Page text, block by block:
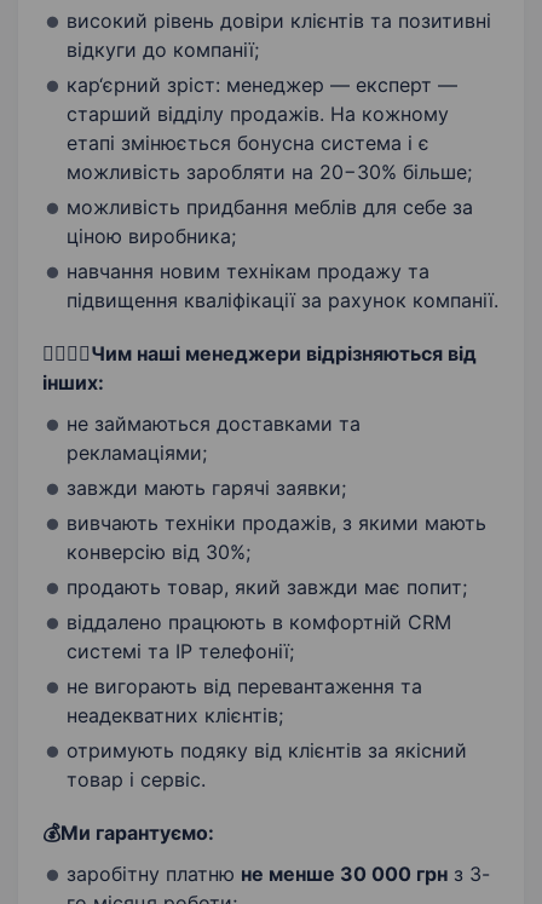
високий рівень довіри клієнтів та позитивні
відкуги до компанії;
кар‘єрний зріст: менеджер — експерт —
старший відділу продажів. На кожному
етапі змінюється бонусна система і є
можливість заробляти на 20−30% більше;
можливість придбання меблів для себе за
ціною виробника;
навчання новим технікам продажу та
підвищення кваліфікації за рахунок компанії.
🙋‍♀️🙋‍♂️Чим наші менеджери відрізняються від
інших:
не займаються доставками та
рекламаціями;
завжди мають гарячі заявки;
вивчають техніки продажів, з якими мають
конверсію від 30%;
продають товар, який завжди має попит;
віддалено працюють в комфортній CRM
системі та IP телефонії;
не вигорають від перевантаження та
неадекватних клієнтів;
отримують подяку від клієнтів за якісний
товар і сервіс.
💰Ми гарантуємо:
заробітну платню не менше 30 000 грн з 3-